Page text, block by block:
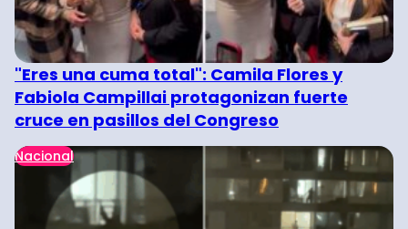
"Eres una cuma total": Camila Flores y
Fabiola Campillai protagonizan fuerte
cruce en pasillos del Congreso
Nacional